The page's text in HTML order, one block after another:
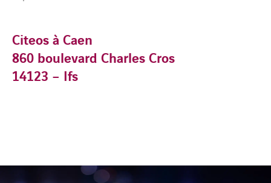
Citeos à Caen
860 boulevard Charles Cros
14123 – Ifs